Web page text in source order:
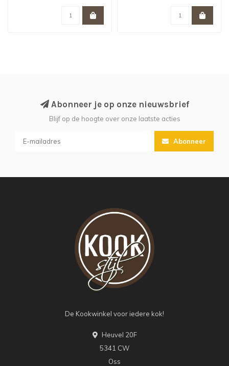
Abonneer je op onze nieuwsbrief
Blijf op de hoogte over onze laatste acties
Abonneer
De Kookwinkel voor iedere kok!
Heuvel 20F
5341 CW
Oss